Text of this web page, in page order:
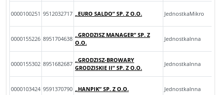
0000100251 9512032717 „EURO SALDO” SP. Z O.O. JednostkaMikro
0000155226 8951704638
„GRODZISZ MANAGER” SP. Z
O.O.
JednostkaInna
0000155302 8951682687
„GRODZISZ-BROWARY
GRODZISKIE II” SP. Z O.O.
JednostkaInna
0000103424 9591370790 „HANPIK” SP. Z O.O. JednostkaInna